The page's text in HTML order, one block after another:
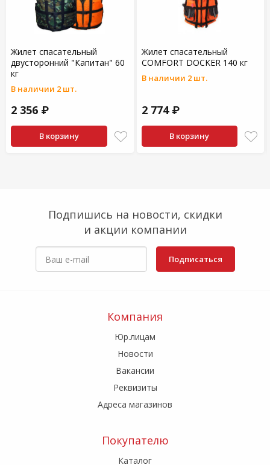
Жилет спасательный
двусторонний "Капитан" 60
кг
В наличии 2 шт.
2 356 ₽
В корзину
Жилет спасательный
COMFORT DOCKER 140 кг
В наличии 2 шт.
2 774 ₽
В корзину
Подпишись на новости, скидки
и акции компании
Подписаться
Компания
Юр.лицам
Новости
Вакансии
Реквизиты
Адреса магазинов
Покупателю
Каталог